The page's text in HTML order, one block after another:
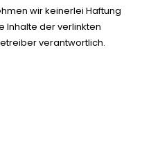
wir keinerlei Haftung
Inhalte der verlinkten
verantwortlich.